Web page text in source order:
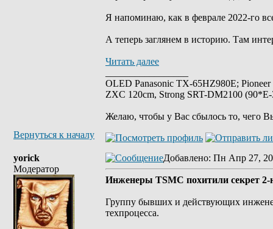
Я напоминаю, как в феврале 2022-го
А теперь заглянем в историю. Там
Читать далее
OLED Panasonic TX-65HZ980E;
ZXC 120cm, Strong SRT-DM2100
Желаю, чтобы у Вас сбылось то, чего
Вернуться к началу
yorick
Модератор
Добавлено: Пн Апр 27,
Инженеры TSMC похитили секрет
Группу бывших и действующих
техпроцесса.